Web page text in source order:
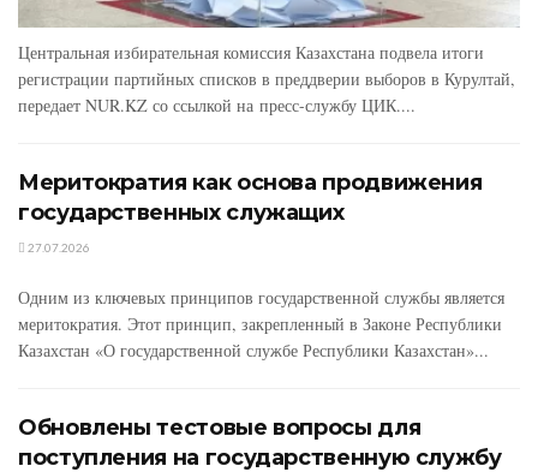
Центральная избирательная комиссия Казахстана подвела итоги
регистрации партийных списков в преддверии выборов в Курултай,
передает NUR.KZ со ссылкой на пресс-службу ЦИК....
Меритократия как основа продвижения
государственных служащих
27.07.2026
Одним из ключевых принципов государственной службы является
меритократия. Этот принцип, закрепленный в Законе Республики
Казахстан «О государственной службе Республики Казахстан»...
Обновлены тестовые вопросы для
поступления на государственную службу